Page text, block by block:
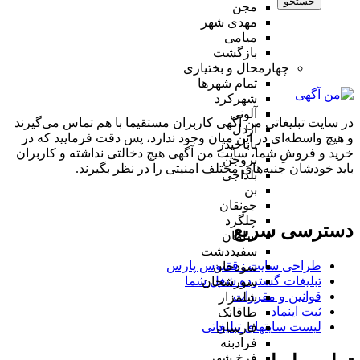
مجن
مهدی شهر
میامی
بازگشت
چهارمحال و بختیاری
تمام شهر‌ها
شهرکرد
آلونی
اردل
باباحیدر
بروجن
بلداجی
بن
جونقان
چلگرد
سامان
سفیددشت
سودجان
سورشجان
شلمزار
طاقانک
فارسان
فرادبنه
در سایت تبلیغاتی من آگهی کاربران مستقیما با هم تماس می‌گیرند
و هیچ واسطه‌ای در این میان وجود ندارد، پس دقت فرمایید که در
خرید و فروشِ شما، سایت من آگهی هیچ دخالتی نداشته و کاربران
باید خودشان جنبه‌های مختلف امنیتی را در نظر بگیرند.
دسترسی سریع
طراحی سایت :‌ ققنوس پارس
تبلیغات گسترده شغل شما
قوانین و مقررات
ثبت اینماد
لیست سایتهای تبلیغاتی